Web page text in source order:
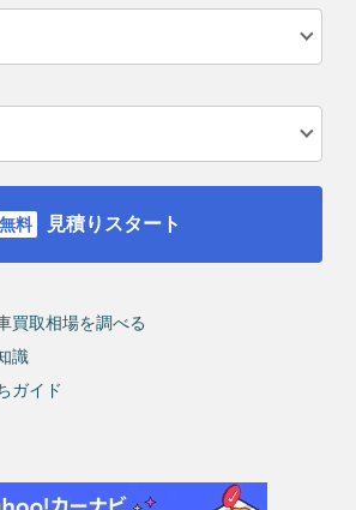
見積りスタート
買取相場を調べる
識
ガイド